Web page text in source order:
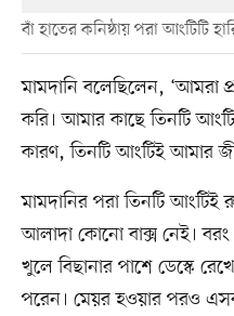
বাঁ হাতের কনিষ্ঠায় পরা আংটিটি
মামদানি বলেছিলেন, ‘আমরা
করি। আমার কাছে তিনটি
কারণ, তিনটি আংটিই আমার
মামদানির পরা তিনটি
আলাদা কোনো বাক্স নেই।
খুলে বিছানার পাশে ডেস্কে
পরেন। মেয়র হওয়ার পরও